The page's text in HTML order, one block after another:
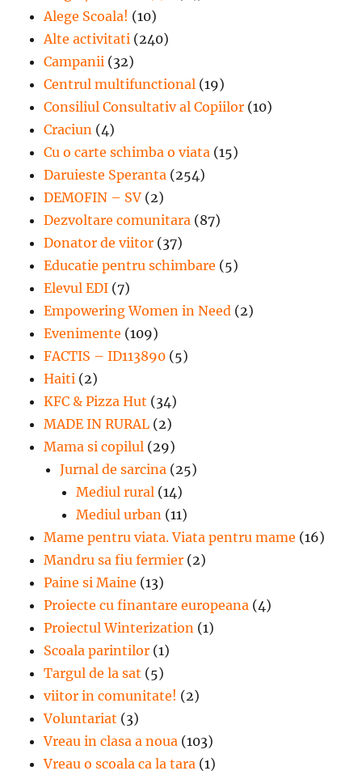
Alege Scoala! (10)
Alte activitati (240)
Campanii (32)
Centrul multifunctional (19)
Consiliul Consultativ al Copiilor (10)
Craciun (4)
Cu o carte schimba o viata (15)
Daruieste Speranta (254)
DEMOFIN – SV (2)
Dezvoltare comunitara (87)
Donator de viitor (37)
Educatie pentru schimbare (5)
Elevul EDI (7)
Empowering Women in Need (2)
Evenimente (109)
FACTIS – ID113890 (5)
Haiti (2)
KFC & Pizza Hut (34)
MADE IN RURAL (2)
Mama si copilul (29)
Jurnal de sarcina (25)
Mediul rural (14)
Mediul urban (11)
Mame pentru viata. Viata pentru mame (16)
Mandru sa fiu fermier (2)
Paine si Maine (13)
Proiecte cu finantare europeana (4)
Proiectul Winterization (1)
Scoala parintilor (1)
Targul de la sat (5)
viitor in comunitate! (2)
Voluntariat (3)
Vreau in clasa a noua (103)
Vreau o scoala ca la tara (1)